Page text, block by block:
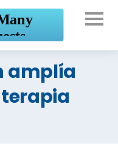
amplía